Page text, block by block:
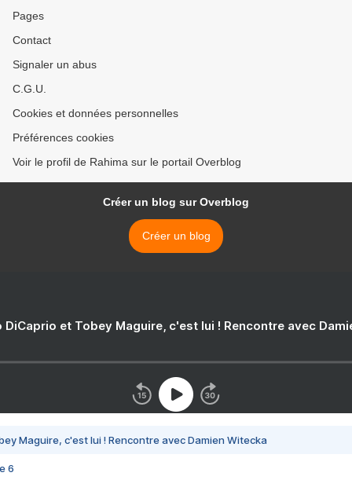
Pages
Contact
Signaler un abus
C.G.U.
Cookies et données personnelles
Préférences cookies
Voir le profil de Rahima sur le portail Overblog
Créer un blog sur Overblog
Créer un blog
DiCaprio et Tobey Maguire, c'est lui ! Rencontre avec
Maguire, c'est lui ! Rencontre avec Damien Witecka
6